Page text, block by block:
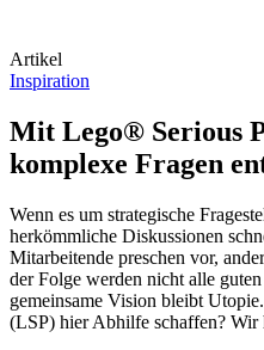
Artikel
Inspiration
Mit Lego® Serious
komplexe Fragen
Wenn es um strategische
herkömmliche Diskussionen
Mitarbeitende preschen vor,
der Folge werden nicht alle
gemeinsame Vision bleibt
(LSP) hier Abhilfe schaffen? Wir